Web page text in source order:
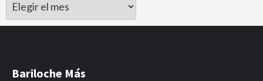
Bariloche Más